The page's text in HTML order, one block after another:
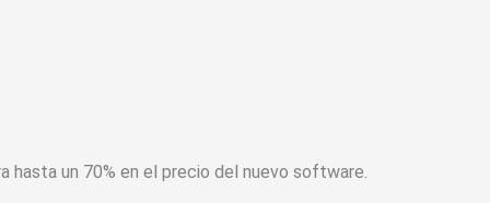
un 70% en el precio del nuevo software.